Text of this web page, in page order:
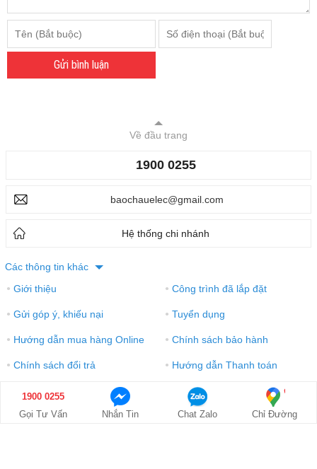
Gửi bình luận
1900 0255
Về đầu trang
1900 0255
baochauelec@gmail.com
Hệ thống chi nhánh
Các thông tin khác
● Giới thiệu ● Công trình đã lắp đặt
● Gửi góp ý, khiếu nại ● Tuyển dụng
● Hướng dẫn mua hàng Online ● Chính sách bảo hành
● Chính sách đổi trả ● Hướng dẫn Thanh toán
Điều khoản sử dụng Xem bản desktop
1900 0255
Gọi Tư Vấn
Nhắn Tin Chat Zalo Chỉ Đường